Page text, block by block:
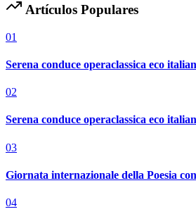
Artículos Populares
01
Serena conduce operaclassica eco
02
Serena conduce operaclassica eco
03
Giornata internazionale della Poesia
04